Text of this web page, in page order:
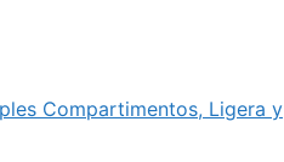
Compartimentos, Ligera y